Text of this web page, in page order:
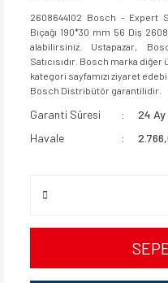
2608644102 Bosch - Expert
Bıçağı 190*30 mm 56 Diş
alabilirsiniz. Ustapazar,
Satıcısıdır. Bosch marka
kategori sayfamızı ziyaret
Bosch Distribütör garantilidir.
Garanti Süresi
24 Ay
Havale